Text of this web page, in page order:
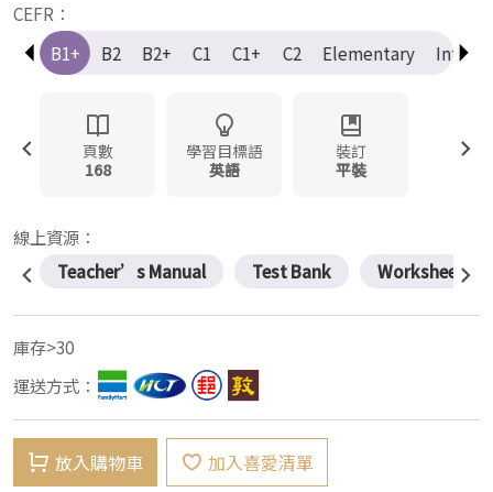
CEFR：
B1
B1+ B2 B2+ C1 C1+ C2 Elementary
頁數
168
學習目標語
英語
裝訂
平裝
線上資源：
Teacher’s Manual
Test Bank Worksheets
庫存>30
運送方式：
放入購物車 加入喜愛清單